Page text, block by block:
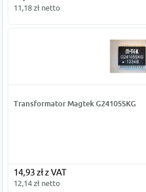
11,18 zł netto
Transformator Magtek G24105SKG
14,93 zł z VAT
12,14 zł netto